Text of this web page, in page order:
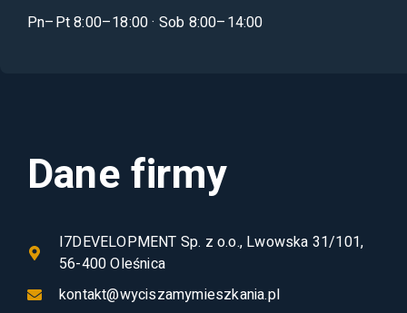
Pn–Pt 8:00–18:00 · Sob 8:00–14:00
Dane firmy
I7DEVELOPMENT Sp. z o.o., Lwowska 31/101,
56-400 Oleśnica
kontakt@wyciszamymieszkania.pl